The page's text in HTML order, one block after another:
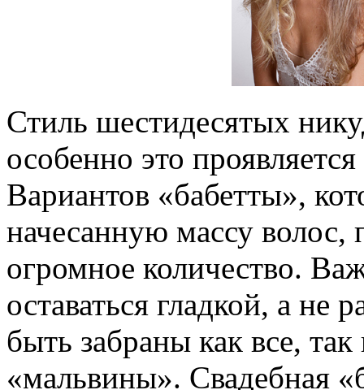
Стиль шестидесятых
особенно это
Вариантов «бабетты»,
начесанную массу
огромное количество.
оставаться гладкой, а не
быть забраны как все,
«мальвины». Свадебная